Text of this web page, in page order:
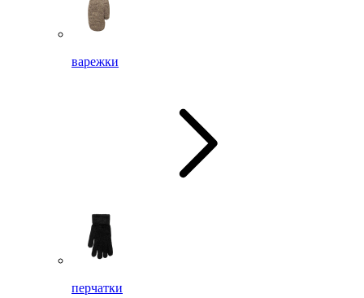
варежки
перчатки